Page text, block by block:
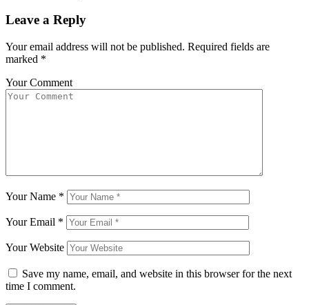
Leave a Reply
Your email address will not be published. Required fields are
marked *
Your Comment
Your Name *
Your Email *
Your Website
Save my name, email, and website in this browser for the next
time I comment.